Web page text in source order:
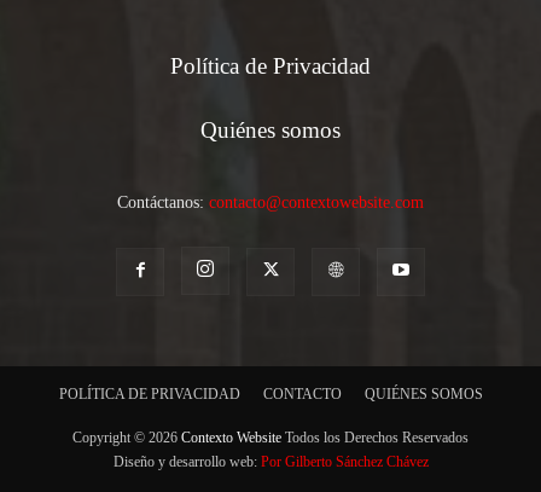
Política de Privacidad
Quiénes somos
Contáctanos: contacto@contextowebsite.com
POLÍTICA DE PRIVACIDAD CONTACTO QUIÉNES SOMOS
Copyright © 2026 Contexto Website Todos los Derechos Reservados
Diseño y desarrollo web: Por Gilberto Sánchez Chávez